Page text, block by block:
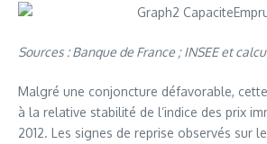
Sources : Banque de France ; INSEE et
Malgré une conjoncture défavorable,
à la relative stabilité de l’indice des prix
2012. Les signes de reprise observés sur